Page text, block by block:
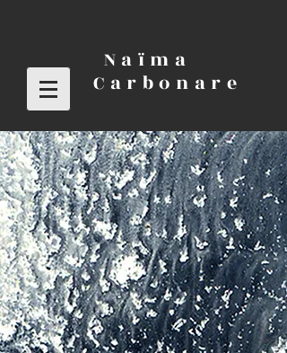
Naïma
Carbonare